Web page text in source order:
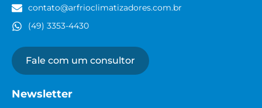
contato@arfrioclimatizadores.com.br
(49) 3353-4430
Fale com um consultor
Newsletter